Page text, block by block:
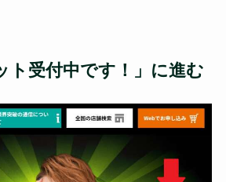
ト受付中です！」に進む